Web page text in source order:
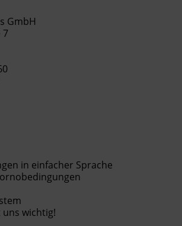
GmbH
7
in einfacher Sprache
wichtig!